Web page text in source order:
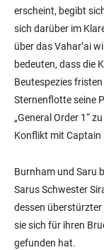
erscheint, begibt
sich darüber im
über das Vahar’ai
bedeuten, dass die
Beutespezies
Sternenflotte seine
„General Order 1“
Konflikt mit Captain
Burnham und Saru
Sarus Schwester
dessen
sie sich für ihren
gefunden hat.